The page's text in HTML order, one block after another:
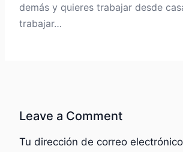
demás y quieres trabajar desde
trabajar…
Leave a Comment
Tu dirección de correo